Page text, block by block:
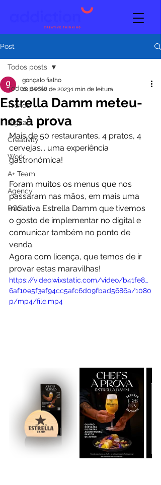
Post
Todos posts
Trends
Digital
Creativity
Work
A+ Team
Agency
POS
Todos posts
Estrella Damm meteu-
nos à prova
gonçalo fialho
10 de fev. de 20231 min de leitura
Mais de 50 restaurantes, 4 pratos, 4
cervejas... uma experiência
gastronómica!
Foram muitos os menus que nos
passaram nas mãos, em mais uma
iniciativa Estrella Damm que tivemos
o gosto de implementar no digital e
comunicar também no ponto de
venda.
Agora com licença, que temos de ir
provar estas maravilhas!
https://video.wixstatic.com/video/b41fe8_
6af10e5f3ef94cc5afc6d09fbad5686a/1080
p/mp4/file.mp4